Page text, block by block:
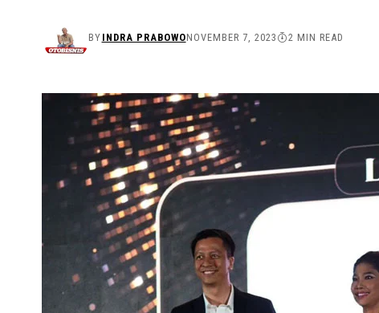
BY INDRA PRABOWONOVEMBER 7, 2023 2 MIN READ